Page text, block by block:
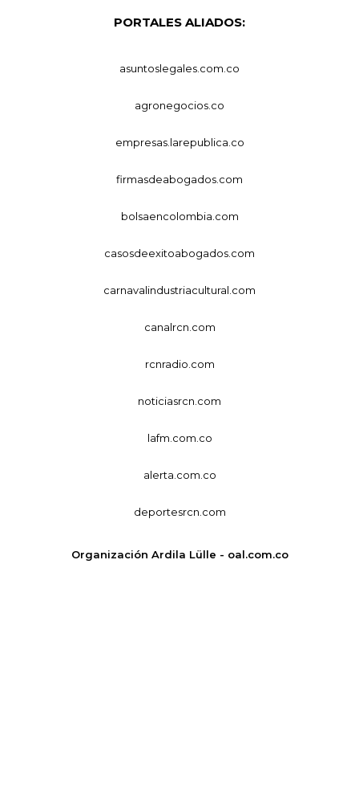
PORTALES ALIADOS:
asuntoslegales.com.co
agronegocios.co
empresas.larepublica.co
firmasdeabogados.com
bolsaencolombia.com
casosdeexitoabogados.com
carnavalindustriacultural.com
canalrcn.com
rcnradio.com
noticiasrcn.com
lafm.com.co
alerta.com.co
deportesrcn.com
Organización Ardila Lülle - oal.com.co